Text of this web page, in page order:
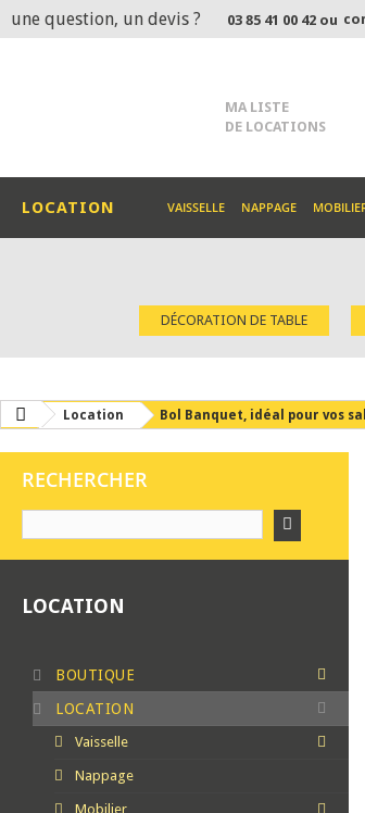
une question, un devis ? 03 85 41 00 42 ou
MA LISTE
DE LOCATIONS
LOCATION VAISSELLE NAPPAGE
DÉCORATION DE TABLE
Location Bol Banquet, idéal pour vos
RECHERCHER
LOCATION
BOUTIQUE
LOCATION
Vaisselle
Nappage
Mobilier